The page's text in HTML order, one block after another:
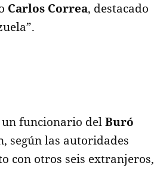
Carlos Correa, destacado
un funcionario delBuró
según las autoridades
con otros seis extranjeros,